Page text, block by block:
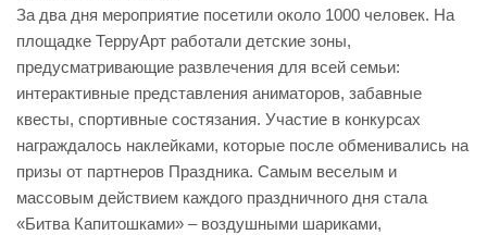
За два дня мероприятие посетили около 1000 человек. На
площадке ТерруАрт работали детские зоны,
предусматривающие развлечения для всей семьи:
интерактивные представления аниматоров, забавные
квесты, спортивные состязания. Участие в конкурсах
награждалось наклейками, которые после обменивались на
призы от партнеров Праздника. Самым веселым и
массовым действием каждого праздничного дня стала
«Битва Капитошками» – воздушными шариками,